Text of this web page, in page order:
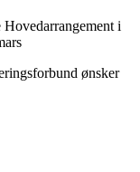
i
ønsker